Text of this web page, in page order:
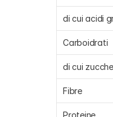
di cui acidi
Carboidrati
di cui
Fibre
Proteine